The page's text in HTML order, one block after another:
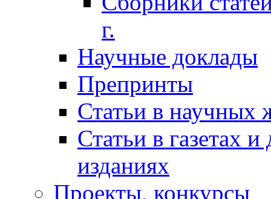
г.
Научные доклады
Препринты
Статьи в научных
Статьи в газетах
изданиях
Проекты, конкурсы